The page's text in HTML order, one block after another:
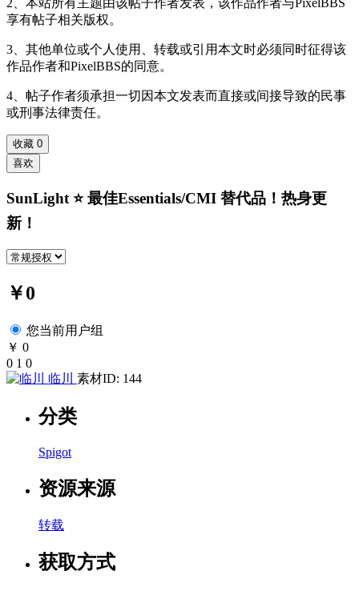
享有帖子相关版权。
3、其他单位或个人使用、转载或引用本文时必须同时征得该
作品作者和PixelBBS的同意。
4、帖子作者须承担一切因本文发表而直接或间接导致的民事
或刑事法律责任。
收藏 0
喜欢
SunLight ⭐ 最佳Essentials/CMI 替代品！热身更
新！
￥0
您当前用户组
￥ 0
0 1 0
临川
素材ID: 144
分类
Spigot
资源来源
转载
获取方式